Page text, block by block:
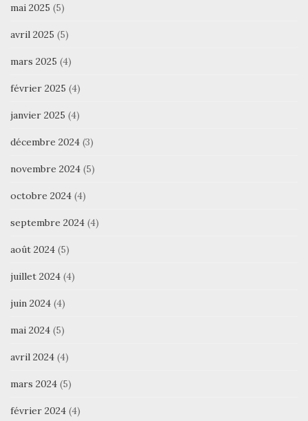
mai 2025 (5)
avril 2025 (5)
mars 2025 (4)
février 2025 (4)
janvier 2025 (4)
décembre 2024 (3)
novembre 2024 (5)
octobre 2024 (4)
septembre 2024 (4)
août 2024 (5)
juillet 2024 (4)
juin 2024 (4)
mai 2024 (5)
avril 2024 (4)
mars 2024 (5)
février 2024 (4)